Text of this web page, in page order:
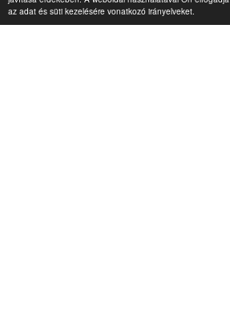
az adat és süti kezelésére vonatkozó irányelveket.